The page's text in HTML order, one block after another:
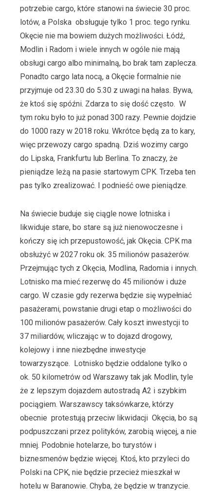
potrzebie cargo, które stanowi na świecie 30 proc.
lotów, a Polska obsługuje tylko 1 proc. tego rynku.
Okęcie nie ma bowiem dużych możliwości. Łódź,
Modlin i Radom i wiele innych w ogóle nie mają
obsługi cargo albo minimalną, bo brak tam zaplecza.
Ponadto cargo lata nocą, a Okęcie formalnie nie
przyjmuje od 23.30 do 5.30 z uwagi na hałas. Bywa,
że ktoś się spóźni. Zdarza to się dość często. W
tym roku było to już ponad 300 razy. Pewnie dojdzie
do 1000 razy w 2018 roku. Wkrótce będą za to kary,
więc przewozy cargo spadną. Dziś wozimy cargo
do Lipska, Frankfurtu lub Berlina. To znaczy, że
pieniądze leżą na pasie startowym CPK. Trzeba ten
pas tylko zrealizować. I podnieść owe pieniądze.
Na świecie buduje się ciągle nowe lotniska i
likwiduje stare, bo stare są już nienowoczesne i
kończy się ich przepustowość, jak Okęcia. CPK ma
obsłużyć w 2027 roku ok. 35 milionów pasażerów.
Przejmując tych z Okęcia, Modlina, Radomia i innych.
Lotnisko ma mieć rezerwę do 45 milionów i duże
cargo. W czasie gdy rezerwa będzie się wypełniać
pasażerami, powstanie drugi etap o możliwości do
100 milionów pasażerów. Cały koszt inwestycji to
37 miliardów, wliczając w to dojazd drogowy,
kolejowy i inne niezbędne inwestycje
towarzyszące. Lotnisko będzie oddalone tylko o
ok. 50 kilometrów od Warszawy tak jak Modlin, tyle
że z lepszym dojazdem autostradą A2 i szybkim
pociągiem. Warszawscy taksówkarze, którzy
obecnie protestują przeciw likwidacji Okęcia, bo są
podpuszczani przez polityków, zarobią więcej, a nie
mniej. Podobnie hotelarze, bo turystów i
biznesmenów będzie więcej. Ktoś, kto przyleci do
Polski na CPK, nie będzie przecież mieszkał w
hotelu w Baranowie. Chyba, że będzie w tranzycie.